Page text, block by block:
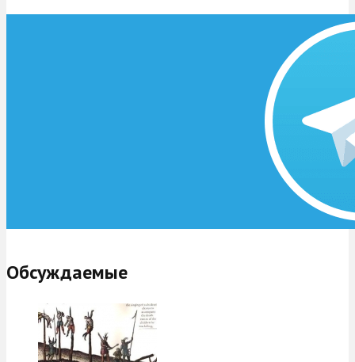
Обсуждаемые